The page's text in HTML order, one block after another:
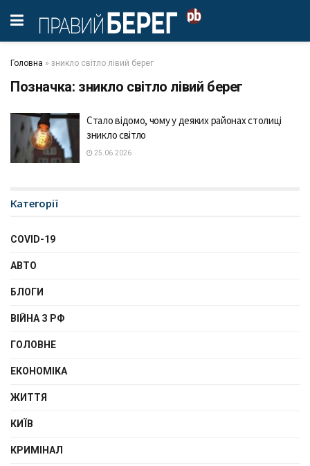
Головна » зникло світло лівий берег
Позначка: зникло світло лівий берег
Стало відомо, чому у деяких районах столиці
зникло світло
25.06.2026
Категорії
COVID-19
АВТО
БЛОГИ
ВІЙНА З РФ
ГОЛОВНЕ
ЕКОНОМІКА
ЖИТТЯ
КИЇВ
КРИМІНАЛ